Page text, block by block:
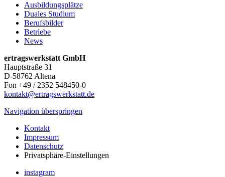
Ausbildungsplätze
Duales Studium
Berufsbilder
Betriebe
News
ertragswerkstatt GmbH
Hauptstraße 31
D-58762 Altena
Fon +49 / 2352 548450-0
kontakt@ertragswerkstatt.de
Navigation überspringen
Kontakt
Impressum
Datenschutz
Privatsphäre-Einstellungen
instagram